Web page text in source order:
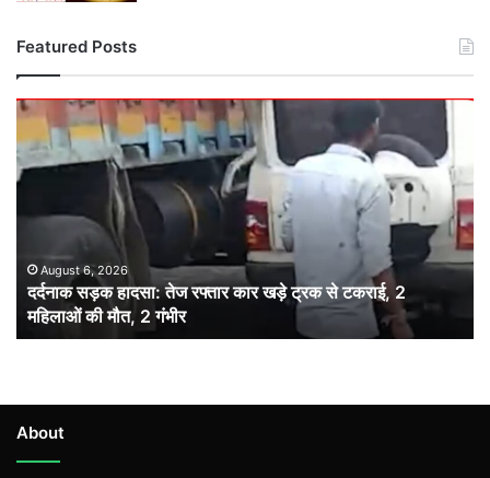
Featured Posts
दर्दनाक
हादसा:
तेज
कार
ट्रक
टकराई,
2
मौत,
2
August 6, 2026
दर्दनाक सड़क हादसा: तेज रफ्तार कार खड़े ट्रक से टकराई, 2
महिलाओं की मौत, 2 गंभीर
About